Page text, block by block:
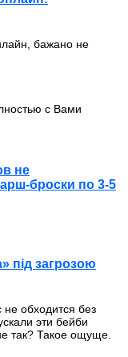
бажано не
с Вами
не
броски по 3-5
під загрозою
обходится без
эти бейби
так? Такое ощуще.